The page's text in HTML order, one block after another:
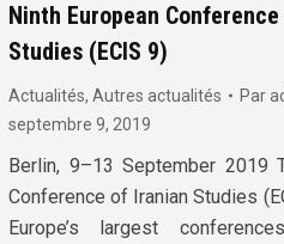
Ninth European
Studies (ECIS 9)
Actualités, Autres actualités Par
septembre 9, 2019
Berlin, 9–13 September 2019
Conference of Iranian Studies
Europe’s largest